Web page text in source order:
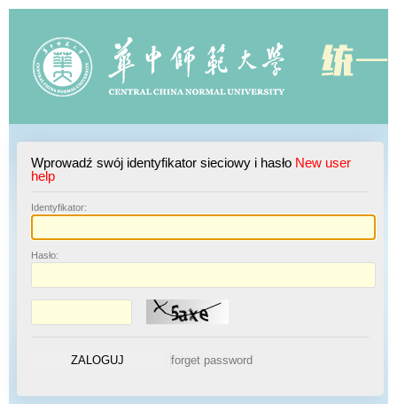
Wprowadź swój identyfikator sieciowy i hasło New user
help
Identyfikator:
Hasło: